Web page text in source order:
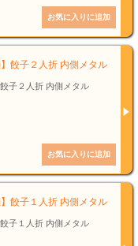
餃子２人折 内側メタル
子２人折 内側メタル
餃子１人折 内側メタル
子１人折 内側メタル